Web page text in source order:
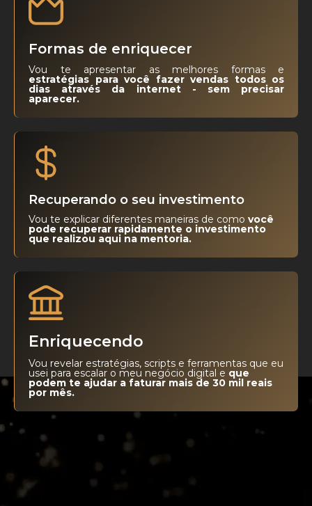
Formas de enriquecer
Vou te apresentar as melhores formas e
estratégias para você fazer vendas todos os
dias através da internet - sem precisar
aparecer.
Recuperando o seu investimento
Vou te explicar diferentes maneiras de como você
pode recuperar rapidamente o investimento
que realizou aqui na mentoria.
Enriquecendo
Vou revelar estratégias, scripts e ferramentas que eu
usei para escalar o meu negócio digital e que
podem te ajudar a faturar mais de 30 mil reais
por mês.